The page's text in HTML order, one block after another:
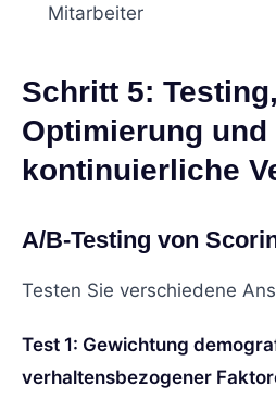
Mitarbeiter
Schritt 5: Testing,
Optimierung und
kontinuierliche
A/B-Testing von
Testen Sie verschiedene
Test 1: Gewichtung
verhaltensbezogener